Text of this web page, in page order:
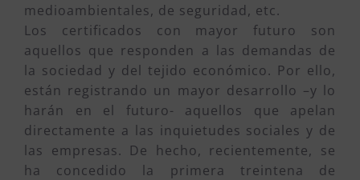
medioambientales, de seguridad, etc.
Los certificados con mayor futuro son
aquellos que responden a las demandas de
la sociedad y del tejido económico. Por ello,
están registrando un mayor desarrollo –y lo
harán en el futuro- aquellos que apelan
directamente a las inquietudes sociales y de
las empresas. De hecho, recientemente, se
ha concedido la primera treintena de